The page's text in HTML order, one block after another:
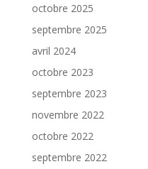
octobre 2025
septembre 2025
avril 2024
octobre 2023
septembre 2023
novembre 2022
octobre 2022
septembre 2022